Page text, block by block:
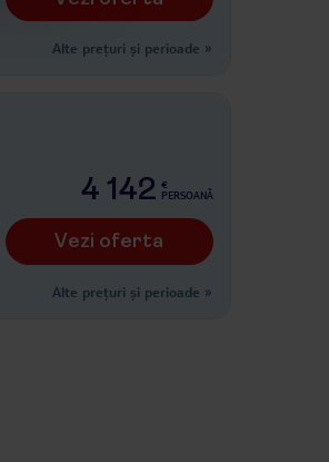
Alte prețuri și perioade »
4 142 €
PERSOANĂ
Vezi oferta
Alte prețuri și perioade »